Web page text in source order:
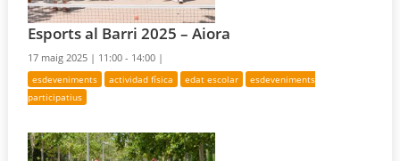
Esports al Barri 2025 – Aiora
17 maig 2025 | 11:00 - 14:00 |
esdeveniments actividad física edat escolar
esdeveniments
participatius